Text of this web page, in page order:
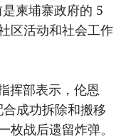
柬埔寨政府的 5
区活动和社会工作
挥部表示，伦恩
合成功拆除和搬移
战后遗留炸弹。